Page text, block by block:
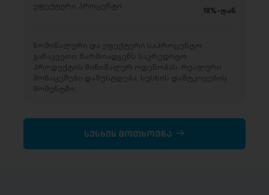
ეფექტური პროცენტი
18%-დან
ნომინალური და ეფექტური საპროცენტო
განაკვეთი, წარმოადგენს საკრედიტო
პროდუქტის მინიმალურ ოდენობას. რეალური
მონაცემები დაზუსტდება, სესხის დამტკიცების
მომენტში.
სესხის მოთხოვნა